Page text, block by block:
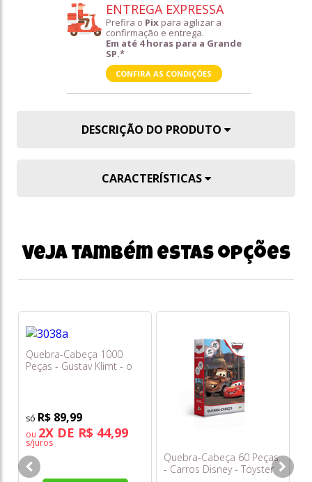
ENTREGA EXPRESSA
Prefira o Pix para agilizar a
confirmação e entrega.
Em até 4 horas para a Grande
SP.*
CONFIRA AS CONDIÇÕES
DESCRIÇÃO DO PRODUTO
CARACTERÍSTICAS
Veja também estas opções
Quebra-Cabeça 1000
Peças - Gustav Klimt - o
R$ 89,99
ou 2X DE R$ 44,99
s/juros
Quebra-Cabeça 60 Peças
- Carros Disney - Toyster